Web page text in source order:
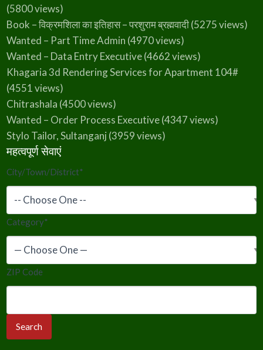
(5800 views)
Book – विक्रमशिला का इतिहास – परशुराम ब्रह्मवादी(5275 views)
Wanted – Part Time Admin (4970 views)
Wanted – Data Entry Executive(4662 views)
Khagaria 3d Rendering Services for Apartment 104#
(4551 views)
Chitrashala (4500 views)
Wanted – Order Process Executive(4347 views)
Stylo Tailor, Sultanganj (3959 views)
महत्वपूर्ण सेवाएं
City/Town/District*
Category*
ZIP Code